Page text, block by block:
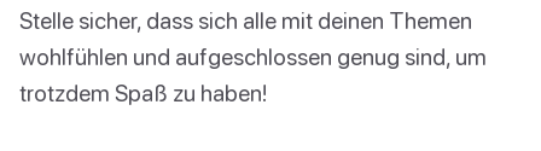
Stelle sicher, dass sich alle mit deinen Themen
wohlfühlen und aufgeschlossen genug sind, um
trotzdem Spaß zu haben!